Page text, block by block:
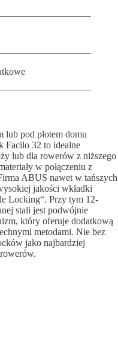
lub pod płotem domu
Facilo 32 to idealne
lub dla rowerów z niższego
w połączeniu z
ABUS nawet w tańszych
jakości wkładki
Locking“. Przy tym 12-
stali jest podwójnie
który oferuje dodatkową
metodami. Nie bez
jako najbardziej